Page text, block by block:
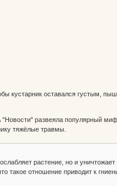
кустарник оставался густым,
"Новости" развеяла популярный
тяжёлые травмы.
растение, но и
такое отношение приводит к